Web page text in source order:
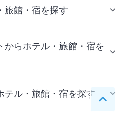
ペー
旅館・宿を探す
らホテル・旅館・宿を
テル・旅館・宿を探す